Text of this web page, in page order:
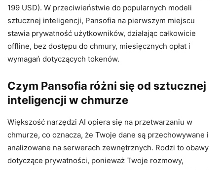
199 USD). W przeciwieństwie do popularnych modeli
sztucznej inteligencji, Pansofia na pierwszym miejscu
stawia prywatność użytkowników, działając całkowicie
offline, bez dostępu do chmury, miesięcznych opłat i
wymagań dotyczących tokenów.
Czym Pansofia różni się od sztucznej
inteligencji w chmurze
Większość narzędzi AI opiera się na przetwarzaniu w
chmurze, co oznacza, że Twoje dane są przechowywane i
analizowane na serwerach zewnętrznych. Rodzi to obawy
dotyczące prywatności, ponieważ Twoje rozmowy,